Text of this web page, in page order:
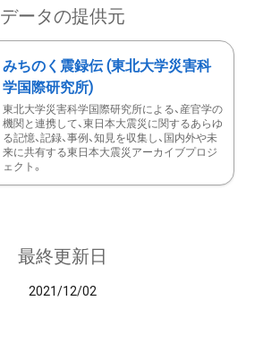
データの提供元
みちのく震録伝 (東北大学災害科
学国際研究所)
東北大学災害科学国際研究所による、産官学の
機関と連携して、東日本大震災に関するあらゆ
る記憶、記録、事例、知見を収集し、国内外や未
来に共有する東日本大震災アーカイブプロジ
ェクト。
最終更新日
2021/12/02